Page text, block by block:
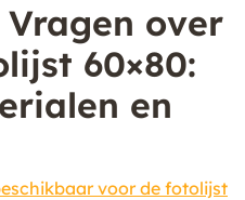
over
60×80:
en
voor de fotolijst